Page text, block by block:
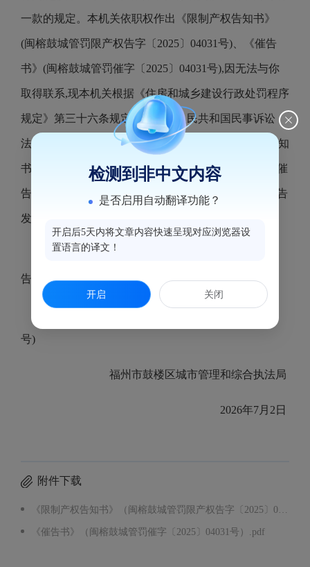
一款的规定。本机关依职权作出《限制产权告知书》
(闽榕鼓城管罚限产权告字〔2025〕04031号)、《催告
书》(闽榕鼓城管罚催字〔2025〕04031号),因无法与你
取得联系,现本机关根据《住房和城乡建设行政处罚程序
规定》第三十六条规定和《中华人民共和国民事诉讼
法》第九十五条规定,依法向你公告送达《限制产权告知
书》(闽榕鼓城管罚限产权告字〔2025〕04031号)、《催
告书》(闽榕鼓城管罚催字〔2025〕04031号)。自本公告
发布之日起,经过三十日,即视为送达。
附件:1.《限制产权告知书》(闽榕鼓城管罚限产权
告字〔2025〕04031号)
号)
福州市鼓楼区城市管理和综合执法局
2026年7月2日
附件下载
《限制产权告知书》（闽榕鼓城管罚限产权告字〔2025〕04031号）.pdf
《催告书》（闽榕鼓城管罚催字〔2025〕04031号）.pdf
检测到非中文内容
是否启用自动翻译功能？
开启后5天内将文章内容快速呈现对应浏览器设
置语言的译文！
开启 关闭